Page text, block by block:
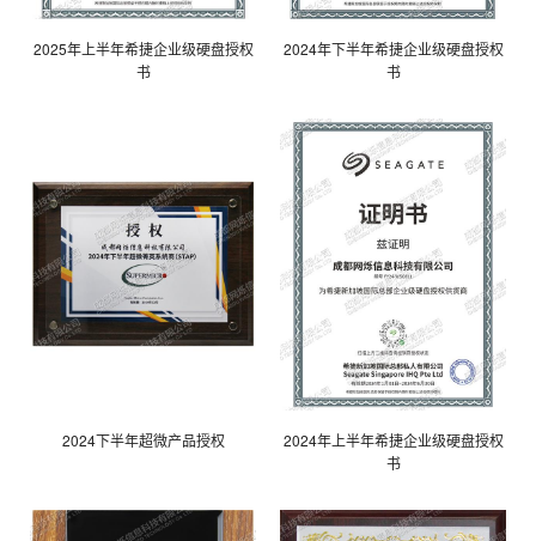
2025年上半年希捷企业级硬盘授权
书
2024年下半年希捷企业级硬盘授权
书
2024下半年超微产品授权
2024年上半年希捷企业级硬盘授权
书